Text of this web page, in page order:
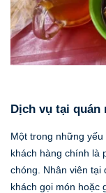
Dịch vụ tại
Một trong những
khách hàng chính là
chóng. Nhân viên
khách gọi món hoặc